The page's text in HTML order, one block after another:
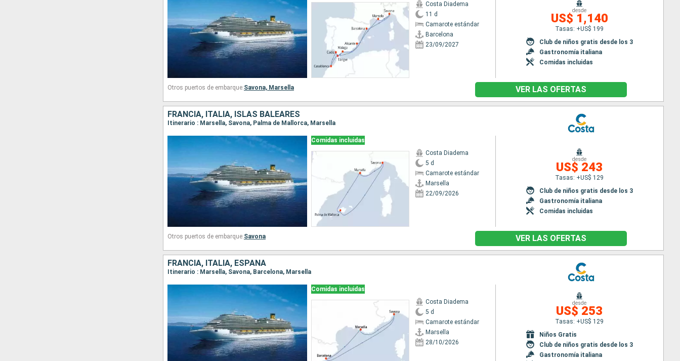
Costa Diadema
11 d
Camarote estándar
Barcelona
23/09/2027
desde
US$ 1,140
Tasas: +US$ 199
Club de niños gratis desde los 3
Gastronomía italiana
Comidas incluidas
Otros puertos de embarque:Savona, Marsella VER LAS OFERTAS
FRANCIA, ITALIA, ISLAS BALEARES
Itinerario : Marsella, Savona, Palma de Mallorca, Marsella
Comidas incluidas
Costa Diadema
5 d
Camarote estándar
Marsella
22/09/2026
desde
US$ 243
Tasas: +US$ 129
Club de niños gratis desde los 3
Gastronomía italiana
Comidas incluidas
Otros puertos de embarque:Savona VER LAS OFERTAS
FRANCIA, ITALIA, ESPAÑA
Itinerario : Marsella, Savona, Barcelona, Marsella
Comidas incluidas
Costa Diadema
5 d
Camarote estándar
Marsella
28/10/2026
desde
US$ 253
Tasas: +US$ 129
Niños Gratis
Club de niños gratis desde los 3
Gastronomía italiana